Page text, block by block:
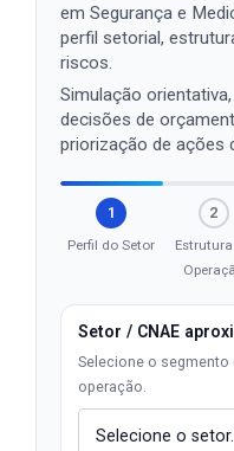
em Segurança e
perfil setorial,
riscos.
Simulação
decisões de
priorização de ações
1
Perfil do Setor
2
Setor / CNAE
Selecione o segmento
operação.